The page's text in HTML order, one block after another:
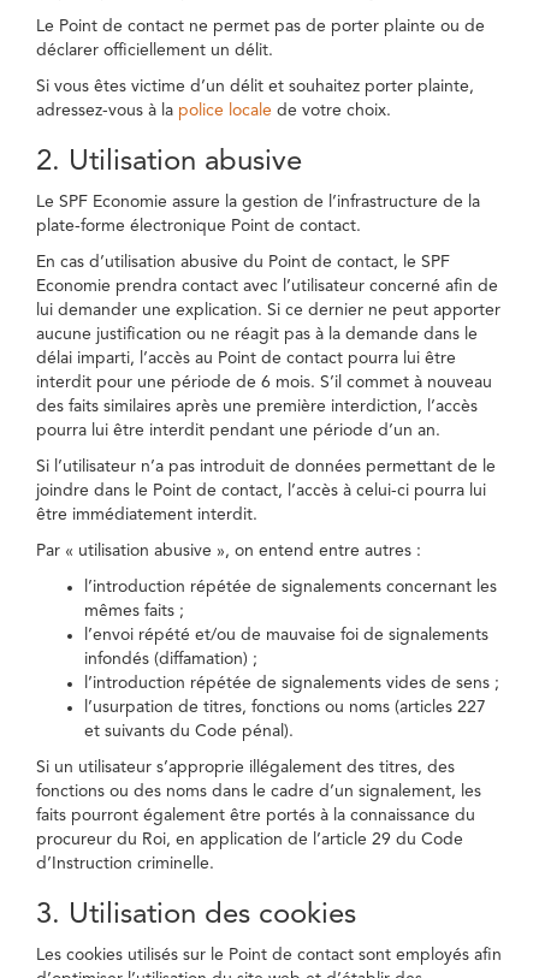
Le Point de contact ne permet pas de porter plainte ou de
déclarer officiellement un délit.
Si vous êtes victime d’un délit et souhaitez porter plainte,
adressez-vous à la police locale de votre choix.
2. Utilisation abusive
Le SPF Economie assure la gestion de l’infrastructure de la
plate-forme électronique Point de contact.
En cas d’utilisation abusive du Point de contact, le SPF
Economie prendra contact avec l’utilisateur concerné afin de
lui demander une explication. Si ce dernier ne peut apporter
aucune justification ou ne réagit pas à la demande dans le
délai imparti, l’accès au Point de contact pourra lui être
interdit pour une période de 6 mois. S’il commet à nouveau
des faits similaires après une première interdiction, l’accès
pourra lui être interdit pendant une période d’un an.
Si l’utilisateur n’a pas introduit de données permettant de le
joindre dans le Point de contact, l’accès à celui-ci pourra lui
être immédiatement interdit.
Par « utilisation abusive », on entend entre autres :
l’introduction répétée de signalements concernant les
mêmes faits ;
l’envoi répété et/ou de mauvaise foi de signalements
infondés (diffamation) ;
l’introduction répétée de signalements vides de sens ;
l’usurpation de titres, fonctions ou noms (articles 227
et suivants du Code pénal).
Si un utilisateur s’approprie illégalement des titres, des
fonctions ou des noms dans le cadre d’un signalement, les
faits pourront également être portés à la connaissance du
procureur du Roi, en application de l’article 29 du Code
d’Instruction criminelle.
3. Utilisation des cookies
Les cookies utilisés sur le Point de contact sont employés afin